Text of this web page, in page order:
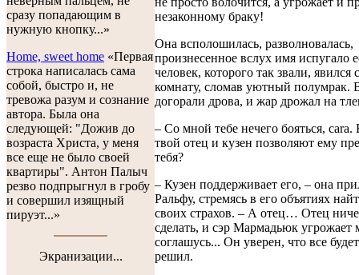
сразу попадающим в
нужную кнопку...»
Home, sweet home «Первая
строка написалась сама
собой, быстро и, не
тревожа разум и сознание
автора. Была она
следующей: "Дожив до
возраста Христа, у меня
все еще не было своей
квартиры". Антон Палыч
резво подпрыгнул в гробу
и совершил изящный
пируэт...»
Экранизации...
незаконному браку!
Она всполошилась, разволновалась,
произнесенное вслух имя испугало
человек, которого так звали, явился
комнату, сломав уютный полумрак.
догорали дрова, и жар дрожал на
– Со мной тебе нечего бояться,
твой отец и кузен позволяют ему
тебя?
– Кузен поддерживает его, – она
Ральфу, стремясь в его объятиях
своих страхов. – А отец… Отец
сделать, и сэр Мармадьюк угрожает
соглашусь... Он уверен, что все
решил.